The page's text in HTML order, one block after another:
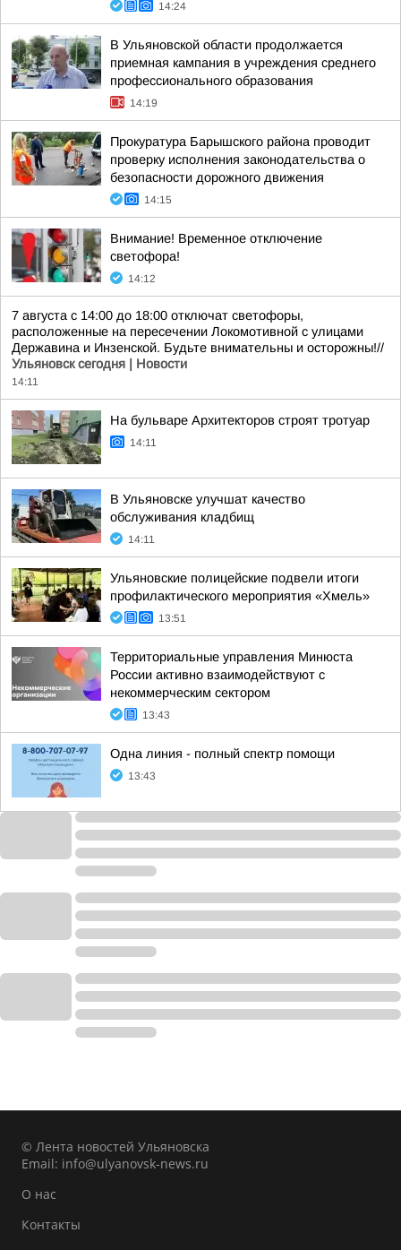
14:24
В Ульяновской области продолжается
приемная кампания в учреждения среднего
профессионального образования
14:19
Прокуратура Барышского района проводит
проверку исполнения законодательства о
безопасности дорожного движения
14:15
Внимание! Временное отключение
светофора!
14:12
7 августа с 14:00 до 18:00 отключат светофоры,
расположенные на пересечении Локомотивной с улицами
Державина и Инзенской. Будьте внимательны и осторожны!//
Ульяновск сегодня | Новости
14:11
На бульваре Архитекторов строят тротуар
14:11
В Ульяновске улучшат качество
обслуживания кладбищ
14:11
Ульяновские полицейские подвели итоги
профилактического мероприятия «Хмель»
13:51
Территориальные управления Минюста
России активно взаимодействуют с
некоммерческим сектором
13:43
Одна линия - полный спектр помощи
13:43
© Лента новостей Ульяновска
Email: info@ulyanovsk-news.ru
О нас
Контакты